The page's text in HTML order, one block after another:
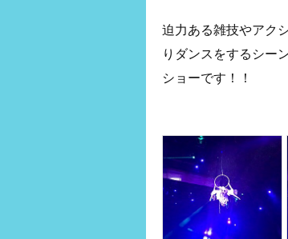
迫力ある雑技やアク
りダンスをするシー
ショーです！！